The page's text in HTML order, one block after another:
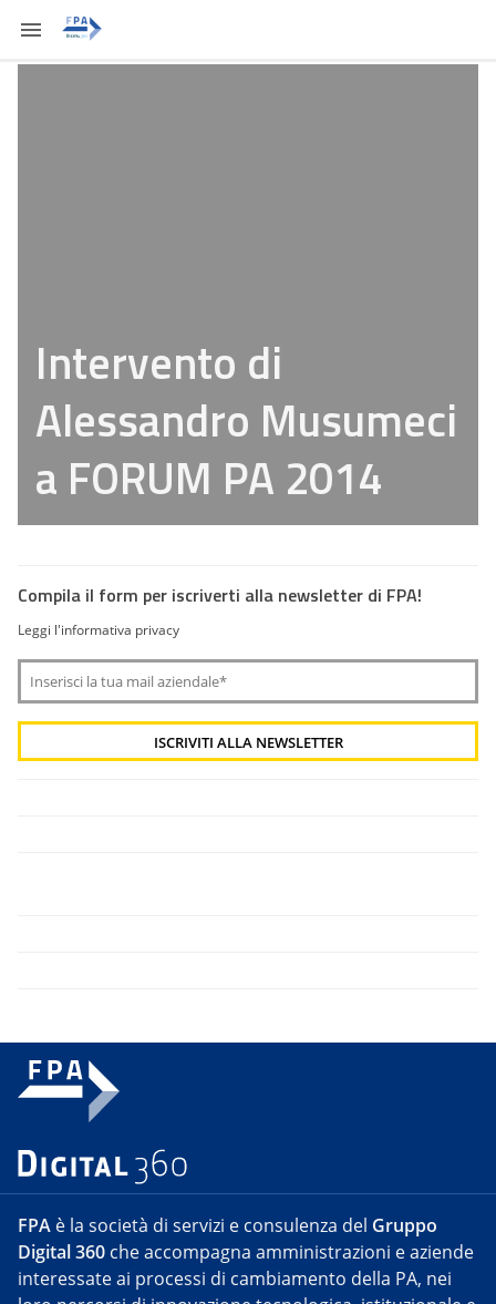
Intervento di
Alessandro Musumeci
a FORUM PA 2014
Compila il form per iscriverti alla newsletter di FPA!
Leggi l'informativa privacy
FPA è la società di servizi e consulenza del Gruppo
Digital 360 che accompagna amministrazioni e aziende
interessate ai processi di cambiamento della PA, nei